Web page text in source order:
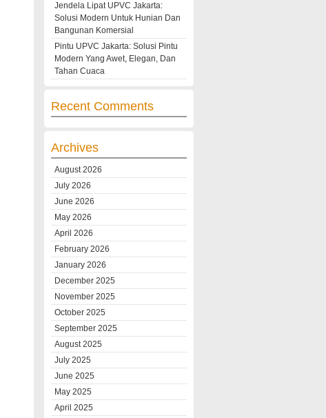
Jendela Lipat UPVC Jakarta:
Solusi Modern Untuk Hunian Dan
Bangunan Komersial
Pintu UPVC Jakarta: Solusi Pintu
Modern Yang Awet, Elegan, Dan
Tahan Cuaca
Recent Comments
Archives
August 2026
July 2026
June 2026
May 2026
April 2026
February 2026
January 2026
December 2025
November 2025
October 2025
September 2025
August 2025
July 2025
June 2025
May 2025
April 2025